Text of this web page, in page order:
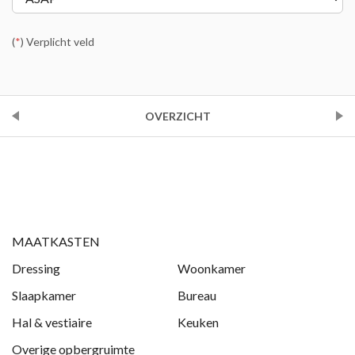
(*) Verplicht veld
OVERZICHT
MAATKASTEN
Dressing
Woonkamer
Slaapkamer
Bureau
Hal & vestiaire
Keuken
Overige opbergruimte